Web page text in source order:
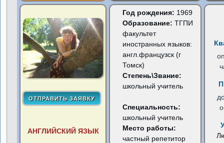
АНГЛИЙСКИЙ ЯЗЫК
Год рождения: 1969
Образование: ТГПИ
факультет
иностранных языков:
англ.французск (г
Томск)
Степень\Звание:
школьный учитель
Специальность:
школьный учитель
Место работы:
частный репетитор